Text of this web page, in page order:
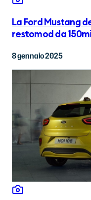
La Ford Mustang
restomod da
8 gennaio 2025